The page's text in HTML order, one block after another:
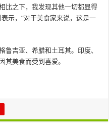
比之下，我发现其他一切都显得
示，“对于美食家来说，这是一
鲁吉亚、希腊和土耳其。印度、
其美食而受到喜爱。